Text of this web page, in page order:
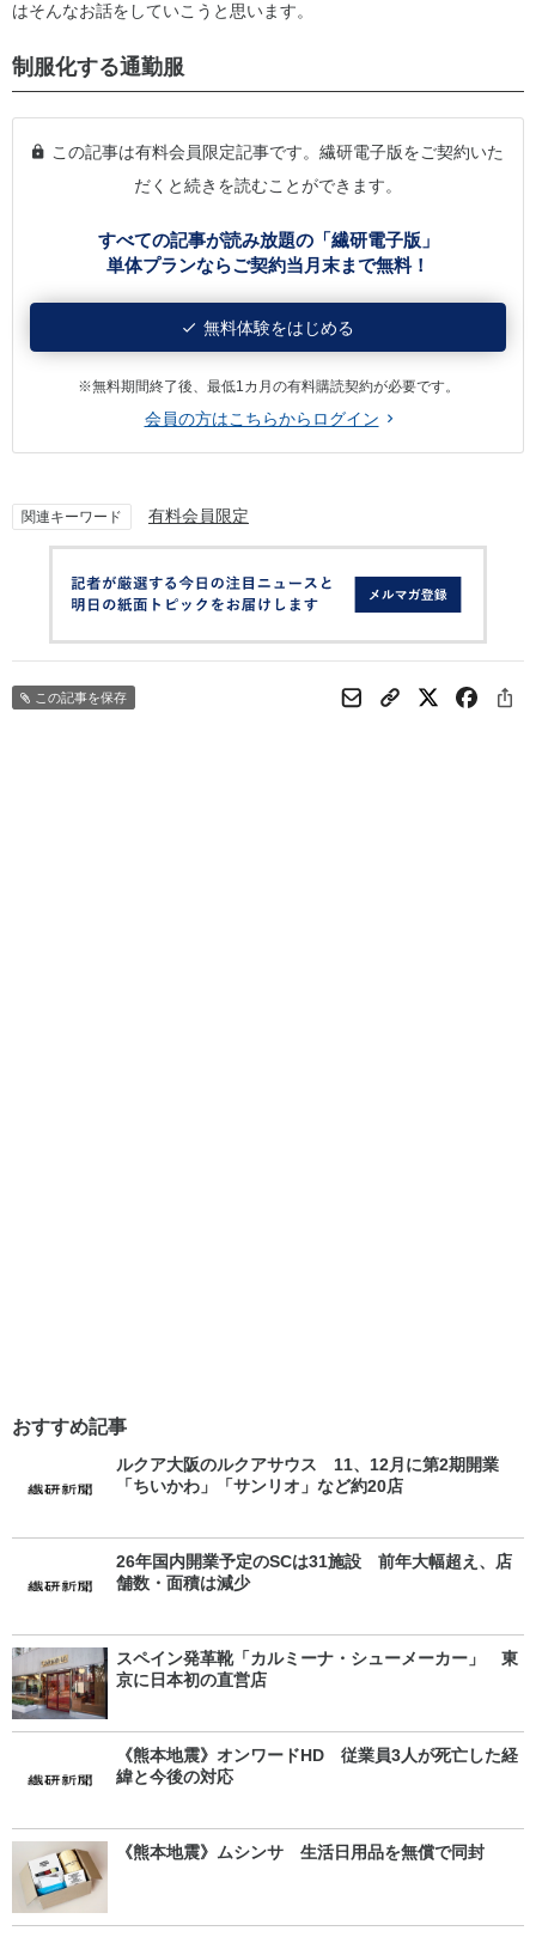
はそんなお話をしていこうと思います。
制服化する通勤服
この記事は有料会員限定記事です。繊研電子版をご契約いた
だくと続きを読むことができます。
すべての記事が読み放題の「繊研電子版」
単体プランならご契約当月末まで無料！
無料体験をはじめる
※無料期間終了後、最低1カ月の有料購読契約が必要です。
会員の方はこちらからログイン
関連キーワード 有料会員限定
この記事を保存
おすすめ記事
ルクア大阪のルクアサウス 11、12月に第2期開業
「ちいかわ」「サンリオ」など約20店
26年国内開業予定のSCは31施設 前年大幅超え、店
舗数・面積は減少
スペイン発革靴「カルミーナ・シューメーカー」 東
京に日本初の直営店
《熊本地震》オンワードHD 従業員3人が死亡した経
緯と今後の対応
《熊本地震》ムシンサ 生活日用品を無償で同封